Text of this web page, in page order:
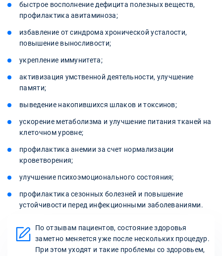
быстрое восполнение дефицита полезных веществ,
профилактика авитаминоза;
избавление от синдрома хронической усталости,
повышение выносливости;
укрепление иммунитета;
активизация умственной деятельности, улучшение
памяти;
выведение накопившихся шлаков и токсинов;
ускорение метаболизма и улучшение питания тканей на
клеточном уровне;
профилактика анемии за счет нормализации
кроветворения;
улучшение психоэмоционального состояния;
профилактика сезонных болезней и повышение
устойчивости перед инфекционными заболеваниями.
По отзывам пациентов, состояние здоровья
заметно меняется уже после нескольких процедур.
При этом уходят и такие проблемы со здоровьем,